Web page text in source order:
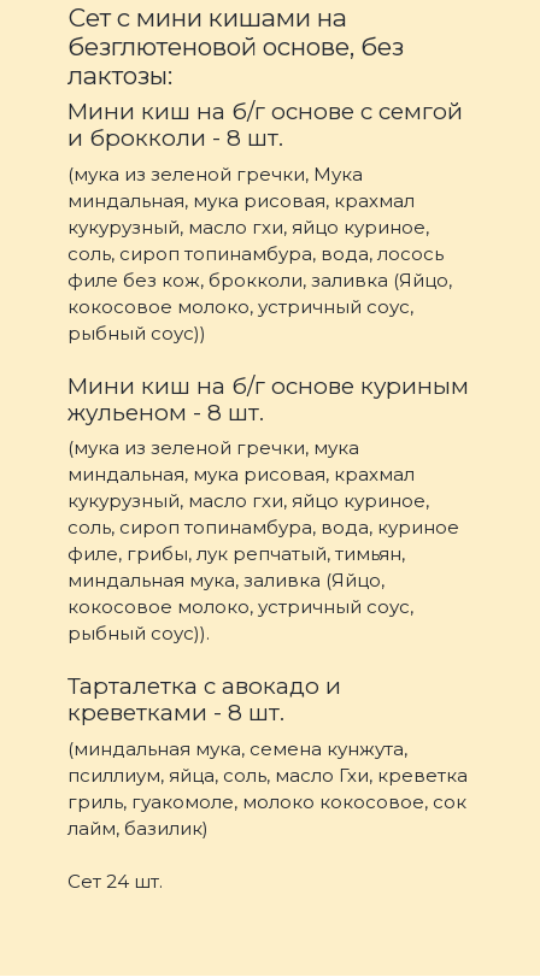
Сет с мини кишами на
безглютеновой основе, без
лактозы:
Мини киш на б/г основе с семгой
и брокколи - 8 шт.
(мука из зеленой гречки, Мука
миндальная, мука рисовая, крахмал
кукурузный, масло гхи, яйцо куриное,
соль, сироп топинамбура, вода, лосось
филе без кож, брокколи, заливка (Яйцо,
кокосовое молоко, устричный соус,
рыбный соус))
Мини киш на б/г основе куриным
жульеном - 8 шт.
(мука из зеленой гречки, мука
миндальная, мука рисовая, крахмал
кукурузный, масло гхи, яйцо куриное,
соль, сироп топинамбура, вода, куриное
филе, грибы, лук репчатый, тимьян,
миндальная мука, заливка (Яйцо,
кокосовое молоко, устричный соус,
рыбный соус)).
Тарталетка с авокадо и
креветками - 8 шт.
(миндальная мука, семена кунжута,
псиллиум, яйца, соль, масло Гхи, креветка
гриль, гуакомоле, молоко кокосовое, сок
лайм, базилик)
Сет 24 шт.